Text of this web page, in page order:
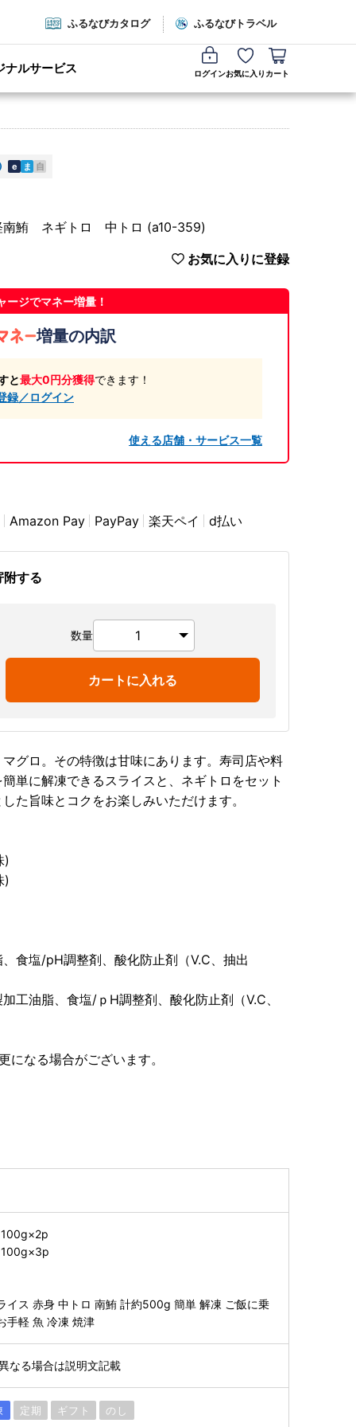
ふるなびカタログ ふるなびトラベル
ナルサービス ログインお気に入り カート
e ま 自
南鮪 ネギトロ 中トロ (a10-359)
お気に入りに登録
ージでマネー増量！
増量の内訳
と最大0円分獲得できます！
録／ログイン
使える店舗・サービス一覧
Amazon Pay PayPay 楽天ペイ d払い
する
数量
カートに入れる
グロ。その特徴は甘味にあります。寿司店や料
単に解凍できるスライスと、ネギトロをセット
た旨味とコクをお楽しみいただけます。
)
)
食塩/pH調整剤、酸化防止剤（V.C、抽出
工油脂、食塩/ｐH調整剤、酸化防止剤（V.C、
なる場合がございます。
100g×2p
100g×3p
イス 赤身 中トロ 南鮪 計約500g 簡単 解凍 ご飯に乗
手軽 魚 冷凍 焼津
なる場合は説明文記載
定期 ギフト のし